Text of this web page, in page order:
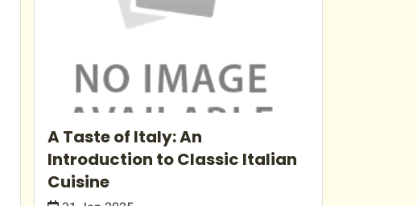
A Taste of Italy: An
Introduction to Classic Italian
Cuisine